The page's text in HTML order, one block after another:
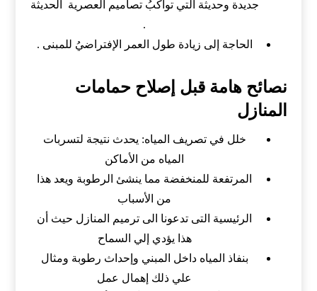
جديدة وحديثة التي تواكبُ تصاميم العصرية الحديثة
.
الحاجة إلى زيادة طول العمر الإفتراضيُ للمبنى .
نصائح هامة قبل إصلاح حمامات
المنازل
خلل في تصريف المياه: يحدث نتيجة لتسربات
المياه من الأماكن
المرتفعة للمنخفضة مما ينشئ الرطوبة ويعد هذا
من الأسباب
الرئيسية التى تدعونا الى ترميم المنازل حيث أن
هذا يؤدي إلي السماح
بنفاذ المياه داخل المبني وإحداث رطوبة ومثال
علي ذلك إهمال عمل